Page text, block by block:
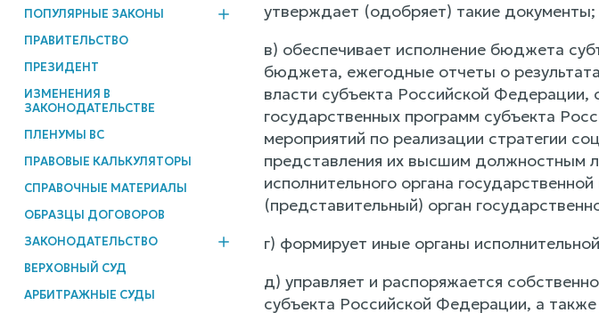
ПОПУЛЯРНЫЕ ЗАКОНЫ
ПРАВИТЕЛЬСТВО
ПРЕЗИДЕНТ
ИЗМЕНЕНИЯ В
ЗАКОНОДАТЕЛЬСТВЕ
ПЛЕНУМЫ ВС
ПРАВОВЫЕ КАЛЬКУЛЯТОРЫ
СПРАВОЧНЫЕ МАТЕРИАЛЫ
ОБРАЗЦЫ ДОГОВОРОВ
ЗАКОНОДАТЕЛЬСТВО
ВЕРХОВНЫЙ СУД
АРБИТРАЖНЫЕ СУДЫ
утверждает (одобряет) такие документы;
в) обеспечивает исполнение бюджета
бюджета, ежегодные отчеты о
власти субъекта Российской
государственных программ субъекта
мероприятий по реализации стратегии
представления их высшим должностным
исполнительного органа
(представительный) орган
г) формирует иные органы
д) управляет и распоряжается
субъекта Российской Федерации, а